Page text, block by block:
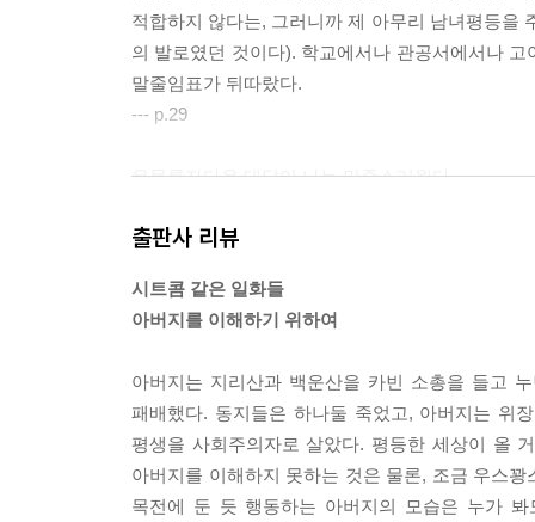
적합하지 않다는, 그러니까 제 아무리 남녀평등을
의 발로였던 것이다). 학교에서나 관공서에서나
말줄임표가 뒤따랐다.
--- p.29
유물론자다운 대답이 나는 만족스러웠다.
“지사는 무신 지사. 헹제라도 많아서 핑계 김에 얼
가 그러하였으니 따르면 될 터였다. 역시 유물론은
--- p.94
“오죽흐먼 나헌티 전화를 했겄어, 이 밤중에!” 또
버지와 달리 오죽해서 아버지를 찾는 마음을 믿
지다. 힘들 때 도움받은 그 마음을 평생 간직하는
저 잊어버린다.
출판사 리뷰
시트콤 같은 일화들
아버지를 이해하기 위하여
아버지는 지리산과 백운산을 카빈 소총을 들고
패배했다. 동지들은 하나둘 죽었고, 아버지는 위
평생을 사회주의자로 살았다. 평등한 세상이 올
아버지를 이해하지 못하는 것은 물론, 조금 우스
목전에 둔 듯 행동하는 아버지의 모습은 누가 봐